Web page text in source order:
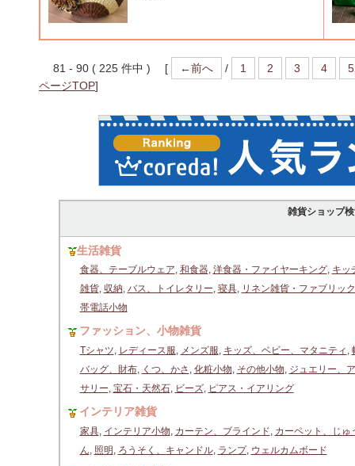
81 - 90 ( 225 件中 ) [ ←前へ / 1 2 3 4
5
ページTOP]
雑貨ショップ
生活雑貨
食器、テーブルウェア, 和食器, 洋食器・ファイヤーキング, キッ
雑貨, 収納, バス、トイレタリー, 寝具, リネン雑貨・ファブリック
帯電話小物
ファッション、小物雑貨
Tシャツ, レディース服, メンズ服, キッズ、ベビー、マタニティ ,
バッグ、財布, くつ、かさ , 化粧小物, その他小物, ジュエリー、
サリー, 宝石・天然石, ビーズ, ピアス・イアリング
インテリア雑貨
家具, インテリア小物, カーテン、ブラインド, カーペット、じゅ
ん, 照明 , ろうそく、キャンドル, ランプ, ウェルカムボード